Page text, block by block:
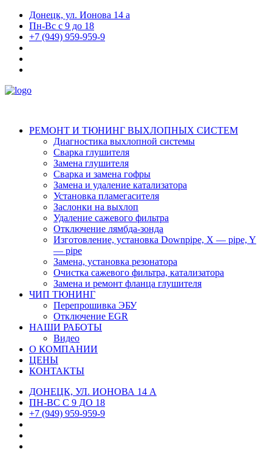
Донецк, ул. Ионова 14 а
Пн-Вс с 9 до 18
+7 (949) 959-959-9
РЕМОНТ И ТЮНИНГ ВЫХЛОПНЫХ СИСТЕМ
Диагностика выхлопной системы
Сварка глушителя
Замена глушителя
Сварка и замена гофры
Замена и удаление катализатора
Установка пламегасителя
Заслонки на выхлоп
Удаление сажевого фильтра
Отключение лямбда-зонда
Изготовление, установка Downpipe, X — pipe, Y
— pipe
Замена, установка резонатора
Очистка сажевого фильтра, катализатора
Замена и ремонт фланца глушителя
ЧИП ТЮНИНГ
Перепрошивка ЭБУ
Отключение EGR
НАШИ РАБОТЫ
Видео
О КОМПАНИИ
ЦЕНЫ
КОНТАКТЫ
ДОНЕЦК, УЛ. ИОНОВА 14 А
ПН-ВС С 9 ДО 18
+7 (949) 959-959-9